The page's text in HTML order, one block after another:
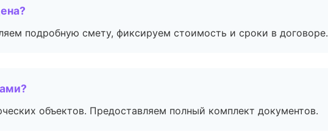
подробную смету, фиксируем стоимость и сроки в договоре.
объектов. Предоставляем полный комплект документов.